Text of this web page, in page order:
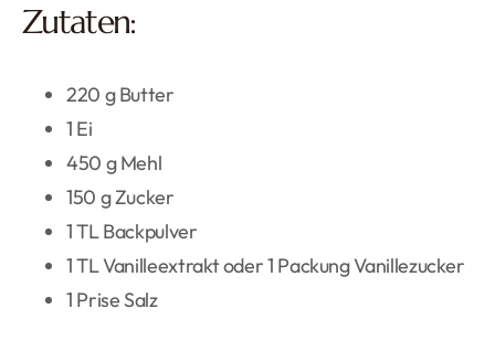
Zutaten:
220 g Butter
1 Ei
450 g Mehl
150 g Zucker
1 TL Backpulver
1 TL Vanilleextrakt oder 1 Packung Vanillezucker
1 Prise Salz